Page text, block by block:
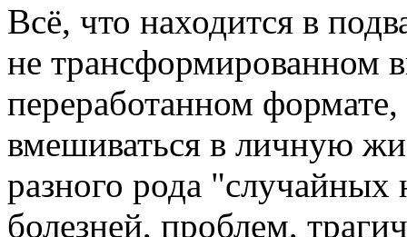
Всё, что находится в
не трансформированном
переработанном
вмешиваться в личную
разного рода "случайных
болезней, проблем,